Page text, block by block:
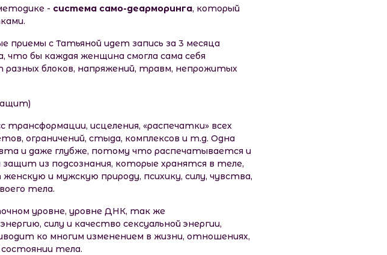
- система само-деарморинга, который
приемы с Татьяной идет запись за 3 месяца
что бы каждая женщина смогла сама себя
блоков, напряжений, травм, непрожитых
исцеления, «распечатки» всех
ограничений, стыда, комплексов и т.д. Одна
и даже глубже, потому что распечатывается и
защит из подсознания, которые хранятся в теле,
и мужскую природу, психику, силу, чувства,
тела.
уровне, уровне ДНК, так же
силу и качество сексуальной энергии,
ко многим изменением в жизни, отношениях,
состоянии тела.